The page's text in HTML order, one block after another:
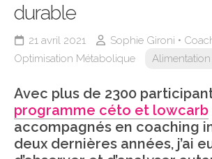
durable
21 avril 2021
Sophie Gironi •
Optimisation Métabolique
Avec plus de 2300
programme céto et lowcarb
accompagnés en coaching
deux dernières années, j’ai